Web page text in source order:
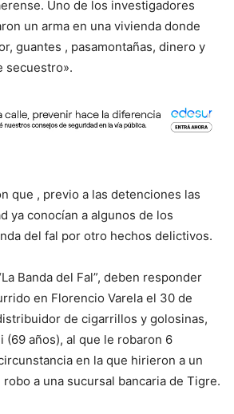
Uno de los investigadores
un arma en una vivienda donde
guantes , pasamontañas, dinero y
secuestro».
que , previo a las detenciones las
ya conocían a algunos de los
del fal por otro hechos delictivos.
Banda del Fal”, deben responder
en Florencio Varela el 30 de
de cigarrillos y golosinas,
(69 años), al que le robaron 6
en la que hirieron a un
a una sucursal bancaria de Tigre.